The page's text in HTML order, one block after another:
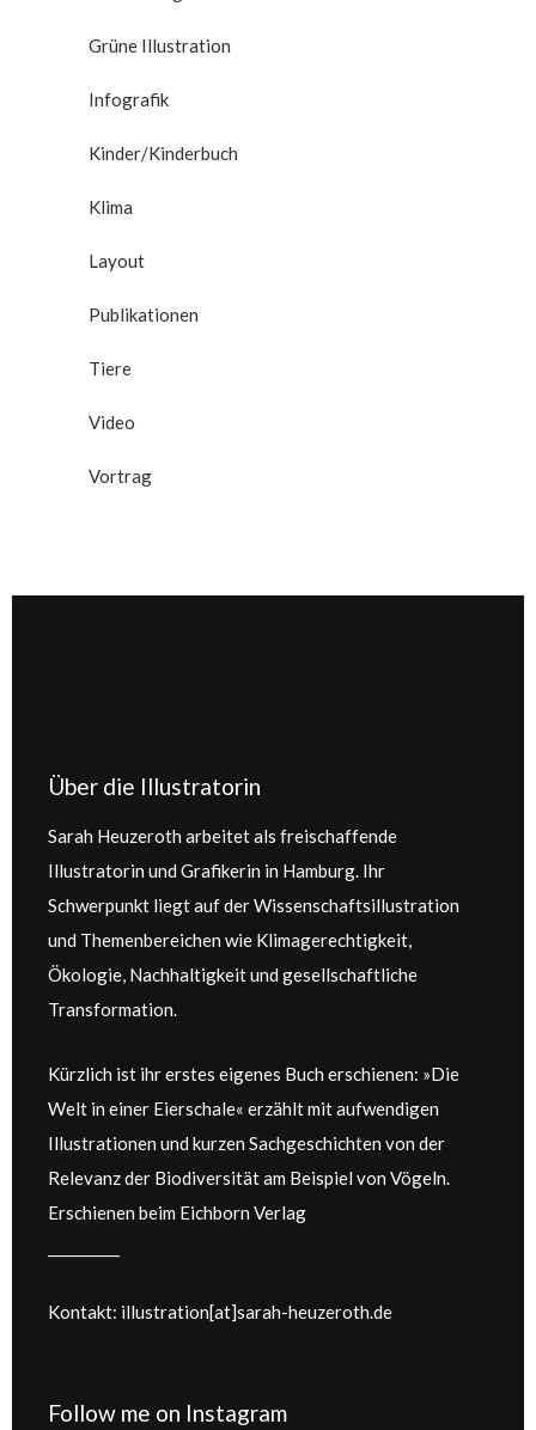
Grüne Illustration
Infografik
Kinder/Kinderbuch
Klima
Layout
Publikationen
Tiere
Video
Vortrag
Über die Illustratorin
Sarah Heuzeroth arbeitet als freischaffende
Illustratorin und Grafikerin in Hamburg. Ihr
Schwerpunkt liegt auf der Wissenschaftsillustration
und Themenbereichen wie Klimagerechtigkeit,
Ökologie, Nachhaltigkeit und gesellschaftliche
Transformation.
Kürzlich ist ihr erstes eigenes Buch erschienen: »Die
Welt in einer Eierschale« erzählt mit aufwendigen
Illustrationen und kurzen Sachgeschichten von der
Relevanz der Biodiversität am Beispiel von Vögeln.
Erschienen beim Eichborn Verlag
Kontakt: illustration[at]sarah-heuzeroth.de
Follow me on Instagram